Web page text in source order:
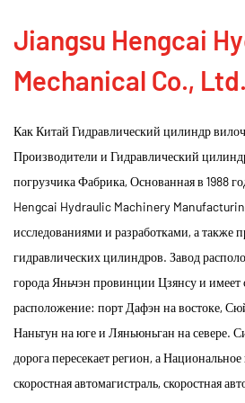
Jiangsu Hengcai
Mechanical Co., Ltd.
КакКитай Гидравлический цилиндр
Производители и Гидравлический
погрузчика Фабрика, Основанная в 1988
Hengcai Hydraulic Machinery
исследованиями и разработками, а также
гидравлических цилиндров. Завод
города Яньчэн провинции Цзянсу и имеет
расположение: порт Дафэн на востоке,
Наньтун на юге и Ляньюньган на севере.
дорога пересекает регион, а
скоростная автомагистраль, скоростная